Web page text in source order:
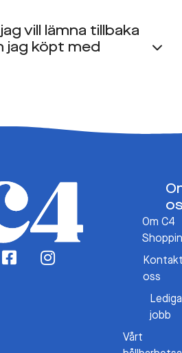
vill lämna tillbaka
jag köpt med
Om C4
oss
Lediga
jobb
Vårt